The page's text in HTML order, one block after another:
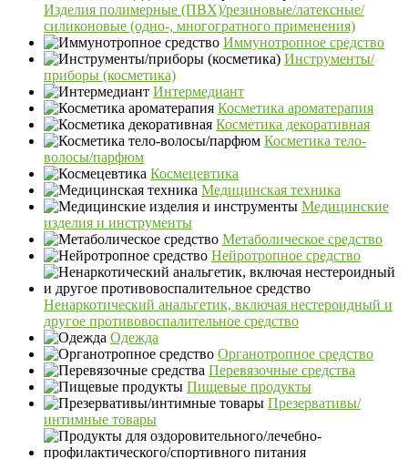
Изделия полимерные (ПВХ)/резиновые/латексные/
силиконовые (одно-, многогратного применения)
Иммунотропное средство
Инструменты/
приборы (косметика)
Интермедиант
Косметика ароматерапия
Косметика декоративная
Косметика тело-
волосы/парфюм
Космецевтика
Медицинская техника
Медицинские
изделия и инструменты
Метаболическое средство
Нейротропное средство
Ненаркотический анальгетик, включая нестероидный и
другое противовоспалительное средство
Одежда
Органотропное средство
Перевязочные средства
Пищевые продукты
Презервативы/
интимные товары